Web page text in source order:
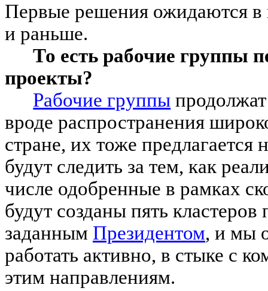
Первые решения ожидаются в
и раньше.
То есть рабочие группы
проекты?
Рабочие группы
вроде распространения
стране, их тоже
будут следить за тем, как
числе одобренные в рамках
будут созданы пять
заданным Президентом, и мы
работать активно, в стыке с
этим направлениям.